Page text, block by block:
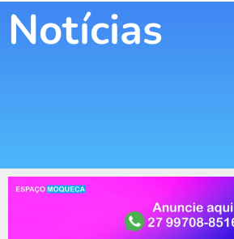
Notícias